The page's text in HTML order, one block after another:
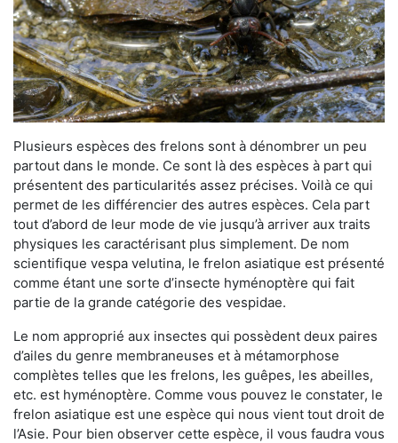
Plusieurs espèces des frelons sont à dénombrer un peu
partout dans le monde. Ce sont là des espèces à part qui
présentent des particularités assez précises. Voilà ce qui
permet de les différencier des autres espèces. Cela part
tout d’abord de leur mode de vie jusqu’à arriver aux traits
physiques les caractérisant plus simplement. De nom
scientifique vespa velutina, le frelon asiatique est présenté
comme étant une sorte d’insecte hyménoptère qui fait
partie de la grande catégorie des vespidae.
Le nom approprié aux insectes qui possèdent deux paires
d’ailes du genre membraneuses et à métamorphose
complètes telles que les frelons, les guêpes, les abeilles,
etc. est hyménoptère. Comme vous pouvez le constater, le
frelon asiatique est une espèce qui nous vient tout droit de
l’Asie. Pour bien observer cette espèce, il vous faudra vous